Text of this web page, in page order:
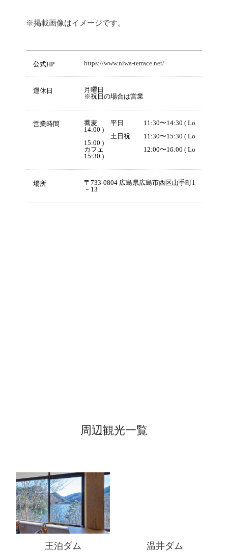
※掲載画像はイメージです。
公式HP https://www.niwa-terrace.net/
運休日
月曜日
※祝日の場合は営業
営業時間
蕎麦 平日 11:30〜14:30 ( Lo
14:00 )
土日祝 11:30〜15:30 ( Lo
15:00 )
カフェ 12:00〜16:00 ( Lo
15:30 )
場所
〒733-0804 広島県広島市西区山手町1
－13​
周辺観光一覧
王泊ダム 温井ダム